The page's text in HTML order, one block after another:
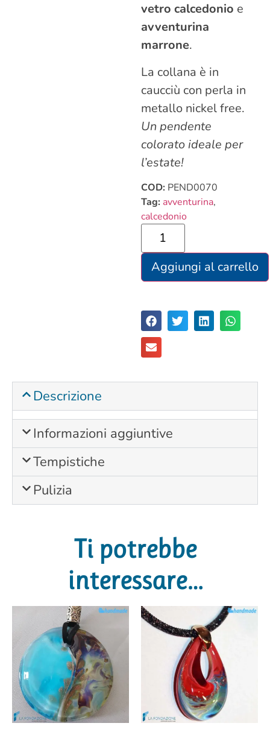
vetro calcedonio e
avventurina
marrone.
La collana è in
caucciù con perla in
metallo nickel free.
Un pendente
colorato ideale per
l’estate!
COD: PEND0070
Tag: avventurina,
calcedonio
Aggiungi al carrello
Descrizione
Informazioni aggiuntive
Tempistiche
Pulizia
Ti potrebbe
interessare…